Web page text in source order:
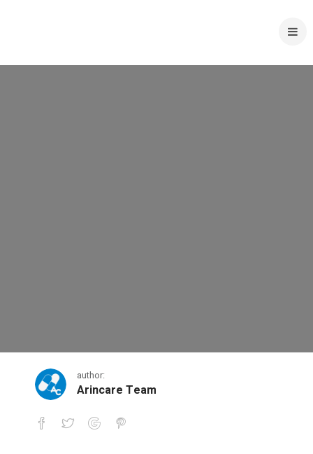
daaeddauthor:
Arincare Team